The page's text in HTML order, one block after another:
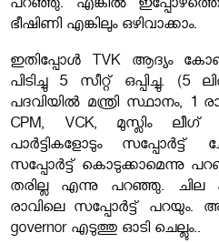
പറഞ്ഞു. എങ്കിൽ
ഭീഷിണി എങ്കിലും ഒഴിവാക്കാം.
ഇതിപ്പോൾ TVK ആദ്യം
പിടിച്ചു 5 സീറ്റ് ഒപ്പിച്ചു.
പദവിയിൽ മന്ത്രി സ്ഥാനം, 1
CPM, VCK, മുസ്ലിം
പാർട്ടികളോടും സപ്പോർട്ട്
സപ്പോർട്ട് കൊടുക്കാമെന്നു
തരില്ല എന്നു പറഞ്ഞു. ചില
രാവിലെ സപ്പോർട്ട്
governor എടുത്തു ഓടി ചെല്ലും..